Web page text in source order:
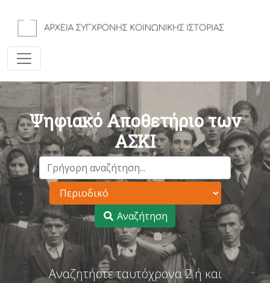
Ψηφιακό Αποθετήριο των
ΑΣΚΙ
Αναζήτηση
Αναζητήστε ταυτόχρονα 2 ή και